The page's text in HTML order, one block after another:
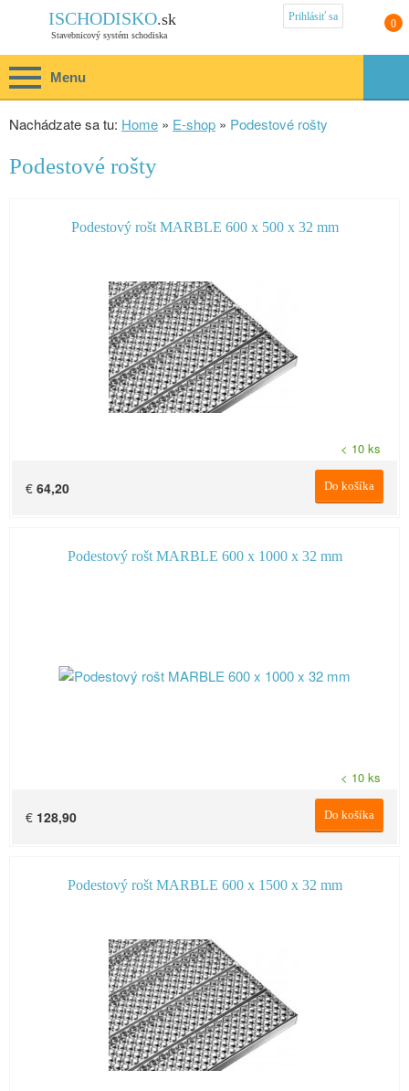
ISCHODISKO Prihlásiť sa
0
Menu
Nachádzate sa tu: Home » E-shop » Podestové rošty
Podestové rošty
Podestový rošt MARBLE 600 x 500 x 32 mm
< 10 ks
Do košíka
€ 64,20
Podestový rošt MARBLE 600 x 1000 x 32 mm
< 10 ks
Do košíka
€ 128,90
Podestový rošt MARBLE 600 x 1500 x 32 mm